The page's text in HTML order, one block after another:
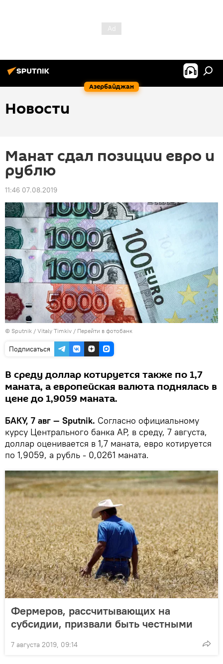
Азербайджан
Новости
Манат сдал позиции евро и
рублю
11:46 07.08.2019
© Sputnik / Vitaly Timkiv / Перейти в фотобанк
Подписаться
В среду доллар котируется также по 1,7
маната, а европейская валюта поднялась в
цене до 1,9059 маната.
БАКУ, 7 авг — Sputnik. Согласно официальному
курсу Центрального банка АР, в среду, 7 августа,
доллар оценивается в 1,7 маната, евро котируется
по 1,9059, а рубль - 0,0261 маната.
Фермеров, рассчитывающих на
субсидии, призвали быть честными
7 августа 2019, 09:14